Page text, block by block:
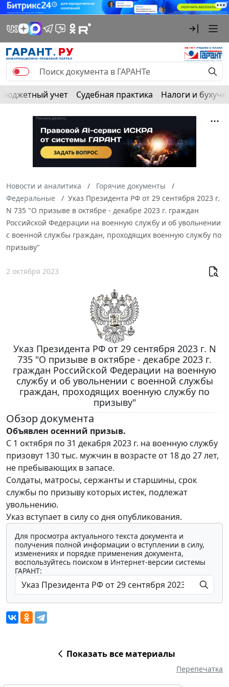
Бюджетный учет Судебная практика Налоги и
Новости и аналитика
Горячие документы
Федеральные
Указ Президента РФ от 29 сентября 2023 г.
N 735 "О призыве в октябре - декабре 2023 г. граждан
Российской Федерации на военную службу и об увольнении
с военной службы граждан, проходящих военную службу по
призыву"
2 октября 2023
Указ Президента РФ от 29 сентября 2023 г. N
735 "О призыве в октябре - декабре 2023 г.
граждан Российской Федерации на военную
службу и об увольнении с военной службы
граждан, проходящих военную службу по
призыву"
Обзор документа
Объявлен осенний призыв.
С 1 октября по 31 декабря 2023 г. на военную службу
призовут 130 тыс. мужчин в возрасте от 18 до 27 лет,
не пребывающих в запасе.
Солдаты, матросы, сержанты и старшины, срок
службы по призыву которых истек, подлежат
увольнению.
Указ вступает в силу со дня опубликования.
Для просмотра актуального текста документа и
получения полной информации о вступлении в силу,
изменениях и порядке применения документа,
воспользуйтесь поиском в Интернет-версии системы
ГАРАНТ:
Показать все материалы
Перепечатка